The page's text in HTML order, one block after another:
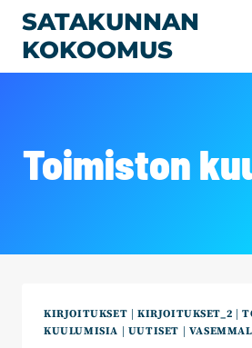
Siirry
sisältöön
SATAKUNNAN
KOKOOMUS
Toimiston
KIRJOITUKSET KIRJOITUKSET_2 |
KUULUMISIA
UUTISET